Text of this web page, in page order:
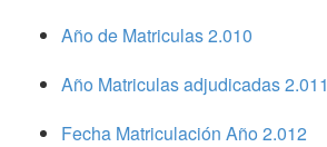
Año de Matriculas 2.010
Año Matriculas adjudicadas 2.011
Fecha Matriculación Año 2.012